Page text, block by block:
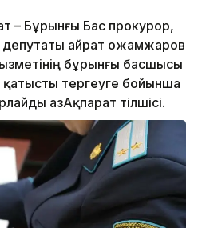
– Бұрынғы Бас прокурор,
Қайрат Қожамжаров
бұрынғы басшысы
қатысты тергеуге бойынша
ҚазАқпарат тілшісі.